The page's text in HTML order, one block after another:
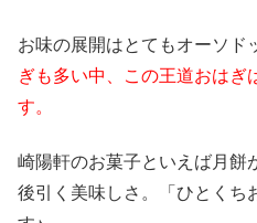
お味の展開はとてもオーソド
ぎも多い中、この王道おはぎ
す。
崎陽軒のお菓子といえば月餅
後引く美味しさ。「ひとくち